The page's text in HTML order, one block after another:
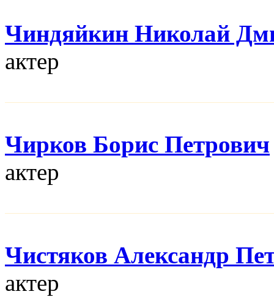
Чиндяйкин Николай
актер
Чирков Борис Петрович
актер
Чистяков Александр
актер